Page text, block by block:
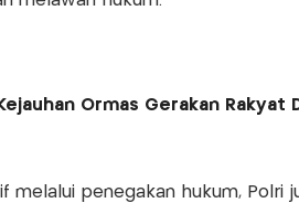
Ormas Gerakan Rakyat
melalui penegakan hukum, Polri